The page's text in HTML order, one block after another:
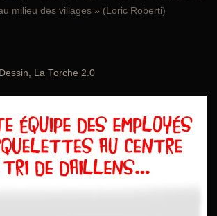
milieu des villages » (Loric Roberti)
Dessin La Torche 2.0